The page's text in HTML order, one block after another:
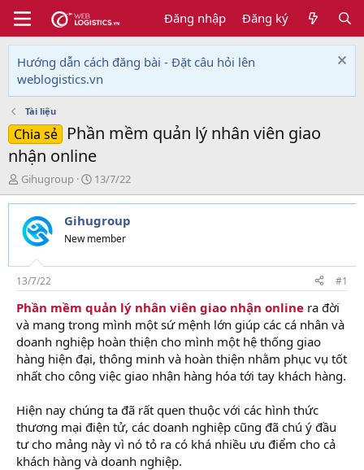
Đăng nhập Đăng ký
Hướng dẫn cách đăng bài - Đặt câu hỏi lên
weblogistics.vn
Tài liệu
Chia sẻ
Phần mềm quản lý nhân viên giao
nhận online
T
h
r
e
a
s
t
a
r
t
e
r
Gihugroup
N
g
à
y
g
i
13/7/22
Gihugroup
New member
13/7/22 #1
Phần mềm quản lý nhân viên giao nhận online ra đời
và mang trong mình một sứ mệnh lớn giúp các cá nhân và
doanh nghiệp hoàn thiện cho mình một hệ thống giao
hàng hiện đại, thông minh và hoàn thiện nhằm phục vụ tốt
nhất cho công việc giao nhận hàng hóa tới tay khách hàng.
Hiện nay chúng ta đã rất quen thuộc với các hình thức
thương mại điện tử, các doanh nghiệp cũng đã chú ý đầu
tư cho mảng này vì nó tỏ ra có khá nhiều ưu điểm cho cả
khách hàng và doanh nghiệp.